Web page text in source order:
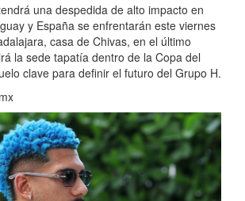
una despedida de alto impacto en
y España se enfrentarán este viernes
casa de Chivas, en el último
la sede tapatía dentro de la Copa del
clave para definir el futuro del Grupo H.